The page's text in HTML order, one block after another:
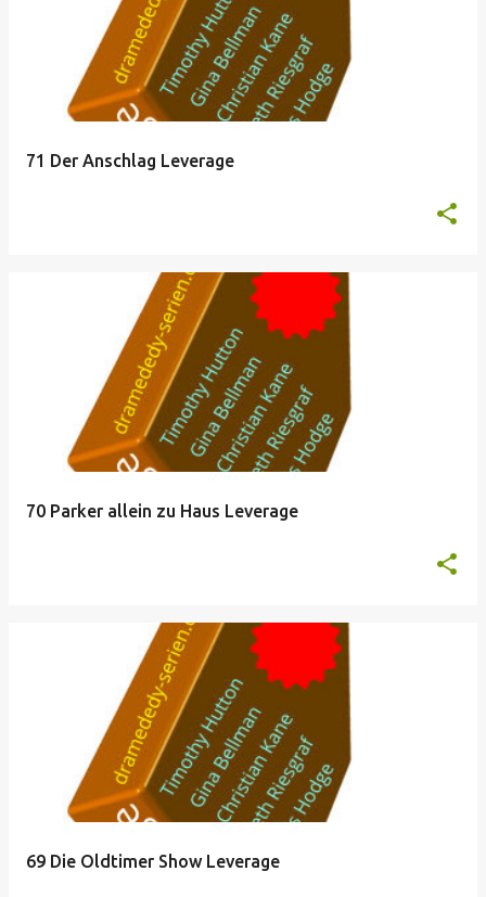
71 Der Anschlag Leverage
70 Parker allein zu Haus Leverage
69 Die Oldtimer Show Leverage